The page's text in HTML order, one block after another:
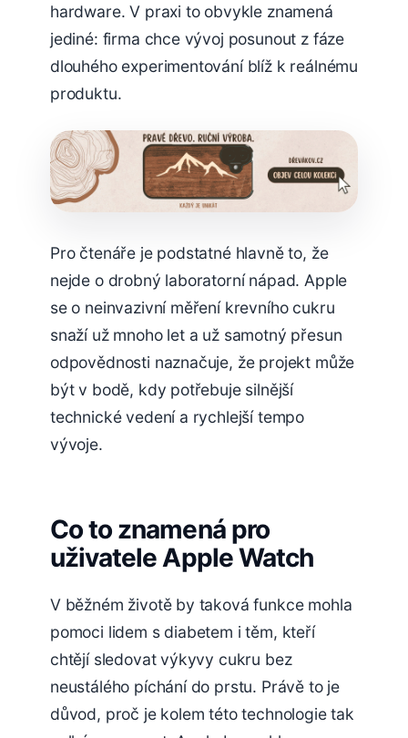
hardware. V praxi to obvykle znamená
jediné: firma chce vývoj posunout z fáze
dlouhého experimentování blíž k reálnému
produktu.
Pro čtenáře je podstatné hlavně to, že
nejde o drobný laboratorní nápad. Apple
se o neinvazivní měření krevního cukru
snaží už mnoho let a už samotný přesun
odpovědnosti naznačuje, že projekt může
být v bodě, kdy potřebuje silnější
technické vedení a rychlejší tempo
vývoje.
Co to znamená pro
uživatele Apple Watch
V běžném životě by taková funkce mohla
pomoci lidem s diabetem i těm, kteří
chtějí sledovat výkyvy cukru bez
neustálého píchání do prstu. Právě to je
důvod, proč je kolem této technologie tak